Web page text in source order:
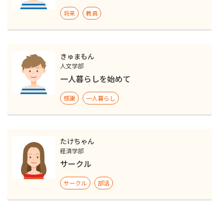
将来 教員
きゅまもん
人文学部
一人暮らしを始めて
感謝 一人暮らし
たけちゃん
経済学部
サークル
サークル 部活